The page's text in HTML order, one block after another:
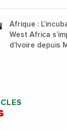
Afrique :
West Africa
d’Ivoire depuis